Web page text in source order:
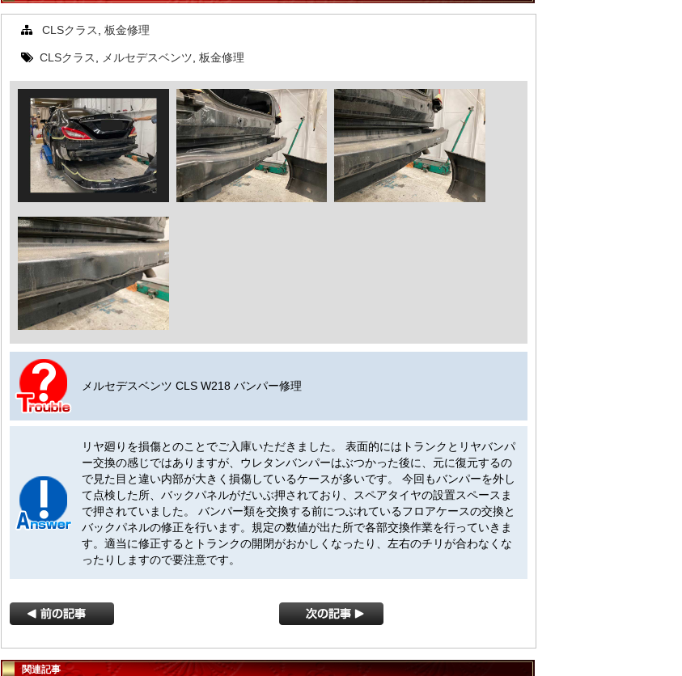
CLSクラス, 板金修理
CLSクラス メルセデスベンツ 板金修理
メルセデスベンツ CLS W218 バンパー修理
リヤ廻りを損傷とのことでご入庫いただきました。 表面的にはトランクとリヤバンパ
ー交換の感じではありますが、ウレタンバンパーはぶつかった後に、元に復元するの
で見た目と違い内部が大きく損傷しているケースが多いです。 今回もバンパーを外し
て点検した所、バックパネルがだいぶ押されており、スペアタイヤの設置スペースま
で押されていました。 バンパー類を交換する前につぶれているフロアケースの交換と
バックパネルの修正を行います。規定の数値が出た所で各部交換作業を行っていきま
す。適当に修正するとトランクの開閉がおかしくなったり、左右のチリが合わなくな
ったりしますので要注意です。
関連記事